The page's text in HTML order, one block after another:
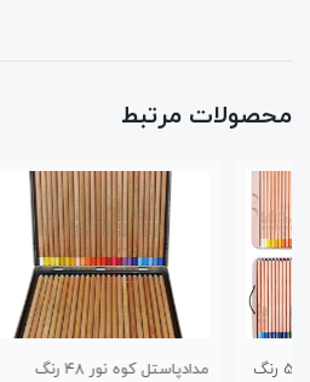
محصولات مرتبط
مدادپاستل کوه نور ۴۸ رنگ